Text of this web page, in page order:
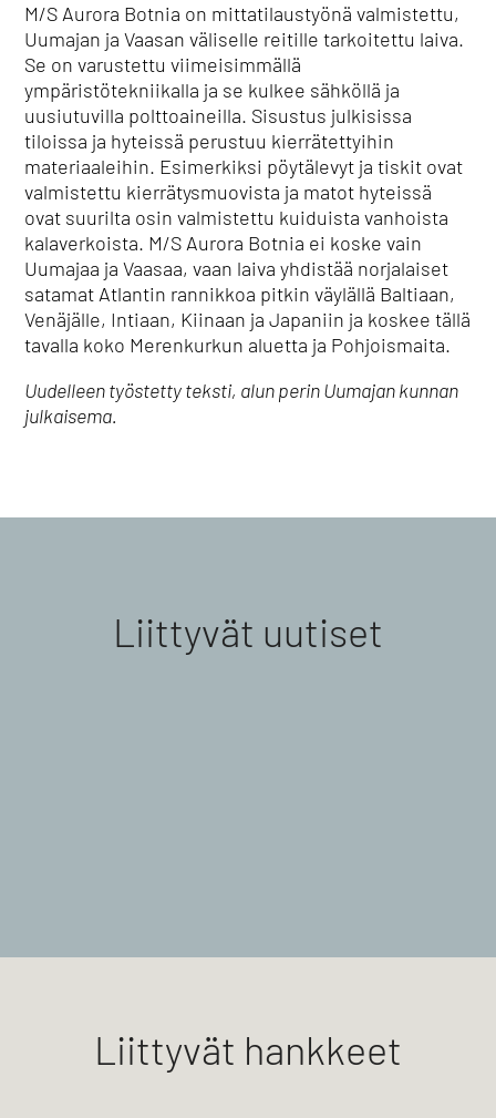
M/S Aurora Botnia on mittatilaustyönä valmistettu,
Uumajan ja Vaasan väliselle reitille tarkoitettu laiva.
Se on varustettu viimeisimmällä
ympäristötekniikalla ja se kulkee sähköllä ja
uusiutuvilla polttoaineilla. Sisustus julkisissa
tiloissa ja hyteissä perustuu kierrätettyihin
materiaaleihin. Esimerkiksi pöytälevyt ja tiskit ovat
valmistettu kierrätysmuovista ja matot hyteissä
ovat suurilta osin valmistettu kuiduista vanhoista
kalaverkoista. M/S Aurora Botnia ei koske vain
Uumajaa ja Vaasaa, vaan laiva yhdistää norjalaiset
satamat Atlantin rannikkoa pitkin väylällä Baltiaan,
Venäjälle, Intiaan, Kiinaan ja Japaniin ja koskee tällä
tavalla koko Merenkurkun aluetta ja Pohjoismaita.
Uudelleen työstetty teksti, alun perin Uumajan kunnan
julkaisema.
Liittyvät uutiset
Liittyvät hankkeet